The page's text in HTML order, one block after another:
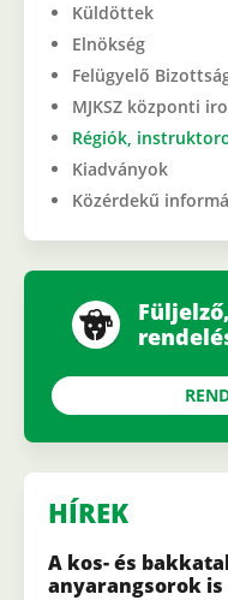
Küldöttek
Elnökség
Felügyelő
MJKSZ központi
Régiók,
Kiadványok
Közérdekű
HÍREK
A kos- és
anyarangsorok